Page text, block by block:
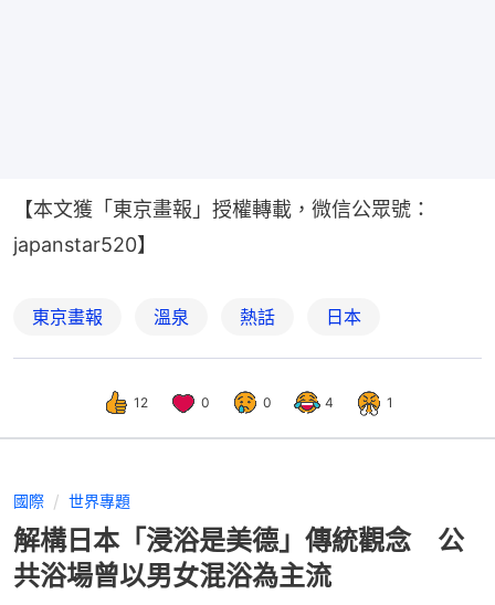
【本文獲「東京畫報」授權轉載，微信公眾號：
japanstar520】
東京畫報 溫泉 熱話 日本
12 0 0 4 1
國際 世界專題
解構日本「浸浴是美德」傳統觀念 公
共浴場曾以男女混浴為主流